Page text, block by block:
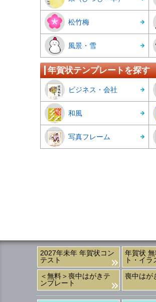
松竹梅
風景・雪
年賀状テンプレートを探す
ビジネス・会社
和風
写真フレーム
2027年未年 年賀状コン
テスト
年賀状
ト・イラ
＜無料＞喪中はがきテ
ンプレート
喪中はが